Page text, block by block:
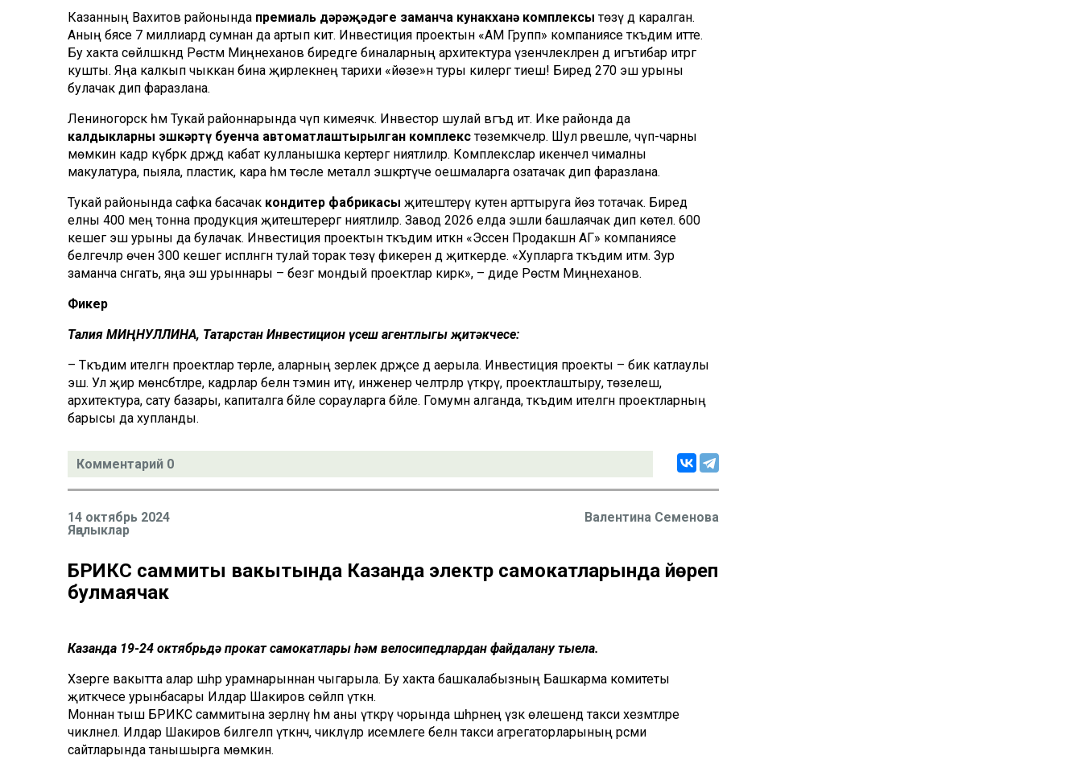
Казанның Вахитов районында премиаль дәрәҗәдәге заманча кунакханә комплексы төзү дә каралган.
Аның бәясе 7 миллиард сумнан да артып китә. Инвестиция проектын «АМ Групп» компаниясе тәкъдим итте.
Бу хакта сөйләшкәндә Рөстәм Миңнеханов биредәге биналарның архитектура үзенчәлекләренә дә игътибар итәргә
кушты. Яңа калкып чыккан бина җирлекнең тарихи «йөзе»нә туры килергә тиеш! Биредә 270 эш урыны
булачак дип фаразлана.
Лениногорск һәм Тукай районнарында чүп кимеячәк. Инвестор шулай вәгъдә итә. Ике районда да
калдыкларны эшкәртү буенча автоматлаштырылган комплекстөземәкчеләр. Шул рәвешле, чүп-чарны
мөмкин кадәр күбрәк дәрәҗәдә кабат кулланышка кертергә ниятлиләр. Комплекслар икенчел чималны
макулатура, пыяла, пластик, кара һәм төсле металл эшкәртүче оешмаларга озатачак дип фаразлана.
Тукай районында сафка басачак кондитер фабрикасы җитештерү куәтен арттыруга йөз тотачак. Биредә
елны 400 мең тонна продукция җитештерергә ниятлиләр. Завод 2026 елда эшли башлаячак дип көтелә. 600
кешегә эш урыны да булачак. Инвестиция проектын тәкъдим иткән «Эссен Продакшн АГ» компаниясе
белгечләр өчен 300 кешегә исәпләнгән тулай торак төзү фикерен дә җиткерде. «Хупларга тәкъдим итәм. Зур
заманча сәнәгать, яңа эш урыннары – безгә мондый проектлар кирәк», – диде Рөстәм Миңнеханов.
Фикер
Талия МИҢНУЛЛИНА, Татарстан Инвестицион үсеш агентлыгы җитәкчесе:
– Тәкъдим ителгән проектлар төрле, аларның әзерлек дәрәҗәсе дә аерыла. Инвестиция проекты – бик катлаулы
эш. Ул җир мөнәсәбәтләре, кадрлар белән тәэмин итү, инженер челтәрләр үткәрү, проектлаштыру, төзелеш,
архитектура, сату базары, капиталга бәйле сорауларга бәйле. Гомумән алганда, тәкъдим ителгән проектларның
барысы да хупланды.
Комментарий 0
14 октябрь 2024
Яңалыклар
Валентина Семенова
БРИКС саммиты вакытында Казанда электр самокатларында йөреп
булмаячак
Казанда 19-24 октябрьдә прокат самокатлары һәм велосипедлардан файдалану тыела.
Хәзерге вакытта алар шәһәр урамнарыннан чыгарыла. Бу хакта башкалабызның Башкарма комитеты
җитәкчесе урынбасары Илдар Шакиров сөйләп үткән.
Моннан тыш БРИКС саммитына әзерләнү һәм аны үткәрү чорында шәһәрнең үзәк өлешендә такси хезмәтләре
чикләнелә. Илдар Шакиров билгеләп үткәнчә, чикләүләр исемлеге белән такси агрегаторларының рәсми
сайтларында танышырга мөмкин.